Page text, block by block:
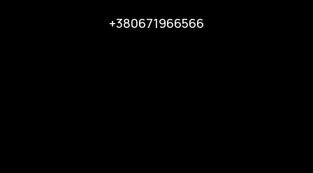
+380671966566